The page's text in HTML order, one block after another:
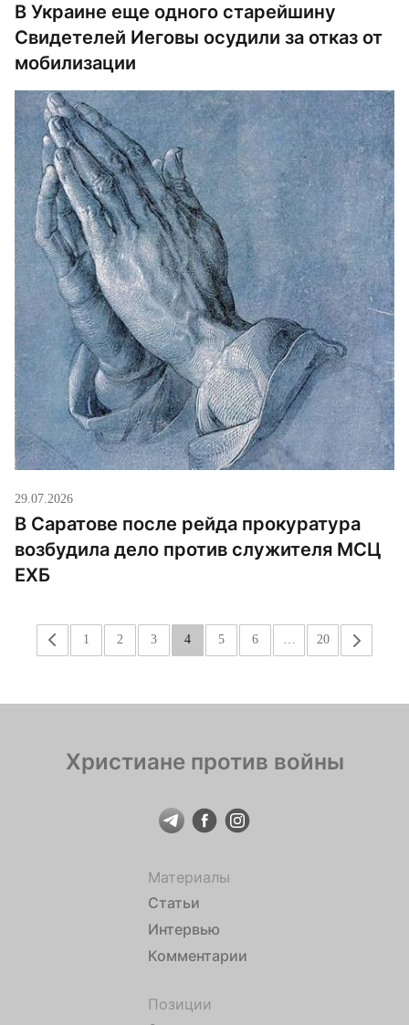
В Украине еще одного старейшину
Свидетелей Иеговы осудили за отказ от
мобилизации
29.07.2026
В Саратове после рейда прокуратура
возбудила дело против служителя МСЦ
ЕХБ
« 1 2 3 4 5 6 20 »
Христиане против войны
Материалы
Статьи
Интервью
Комментарии
Позиции